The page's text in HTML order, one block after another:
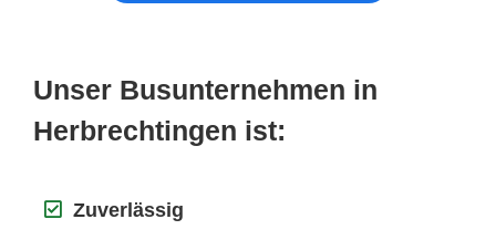
Unser Busunternehmen in
Herbrechtingen ist:
Zuverlässig